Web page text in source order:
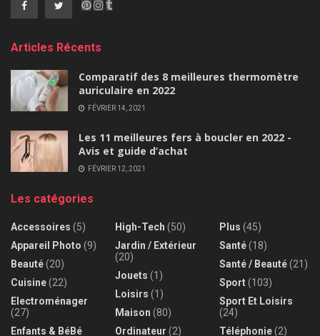
Articles Récents
Comparatif des 8 meilleures thermomètre
auriculaire en 2022
FÉVRIER 14, 2021
Les 11 meilleures fers à boucler en 2022 -
Avis et guide d’achat
FÉVRIER 12, 2021
Les catégories
Accessoires (5)
Appareil Photo (9)
Beauté(20)
Cuisine(22)
Electroménager
(27)
Enfants & BéBé
High-Tech (50)
Jardin / Extérieur
(20)
Jouets (1)
Loisirs (1)
Maison (80)
Ordinateur (2)
Plus (45)
Santé(18)
Santé / Beauté(21)
Sport(103)
Sport Et Loisirs
(24)
Téléphonie(2)